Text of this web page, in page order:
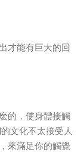
才能有巨大的回
的，使身體接觸
文化不太接受人
來滿足你的觸覺